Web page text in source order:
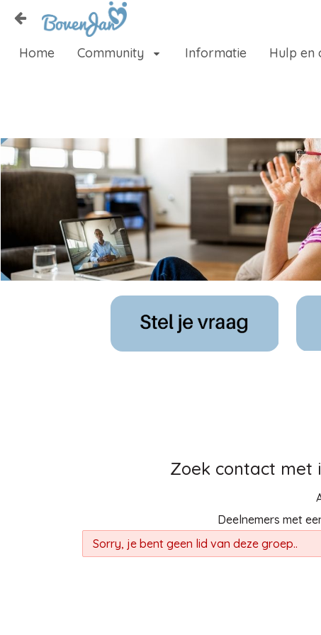
Home
Home Community Informatie Hulp en
Zoek contact met
Deelnemers met
Sorry, je bent geen lid van deze groep..